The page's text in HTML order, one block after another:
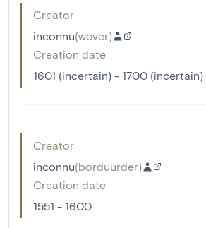
Creator
inconnu(wever)
Creation date
1601 (incertain) - 1700 (incertain)
Creator
inconnu(borduurder)
Creation date
1551 - 1600